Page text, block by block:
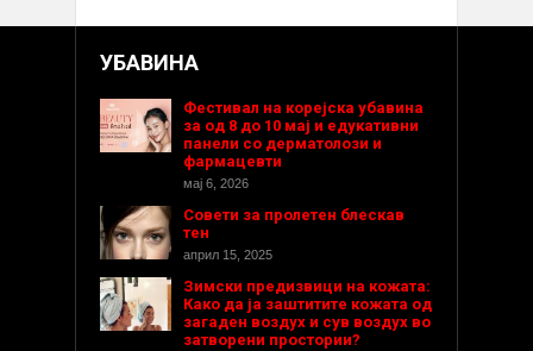
УБАВИНА
Фестивал на корејска убавина
за од 8 до 10 мај и едукативни
панели со дерматолози и
фармацевти
мај 6, 2026
Совети за пролетен блескав
тен
април 15, 2025
Зимски предизвици на кожата:
Како да ја заштитите кожата од
загаден воздух и сув воздух во
затворени простории?